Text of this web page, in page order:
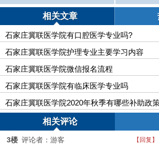
相关文章
石家庄冀联医学院有口腔医学专业吗?
石家庄冀联医学院护理专业主要学习内容
石家庄冀联医学院微信报名流程
石家庄冀联医学院有临床医学专业吗
石家庄冀联医学院2020年秋季有哪些补助政
相关评论
【回复】
3楼 评论者：游客